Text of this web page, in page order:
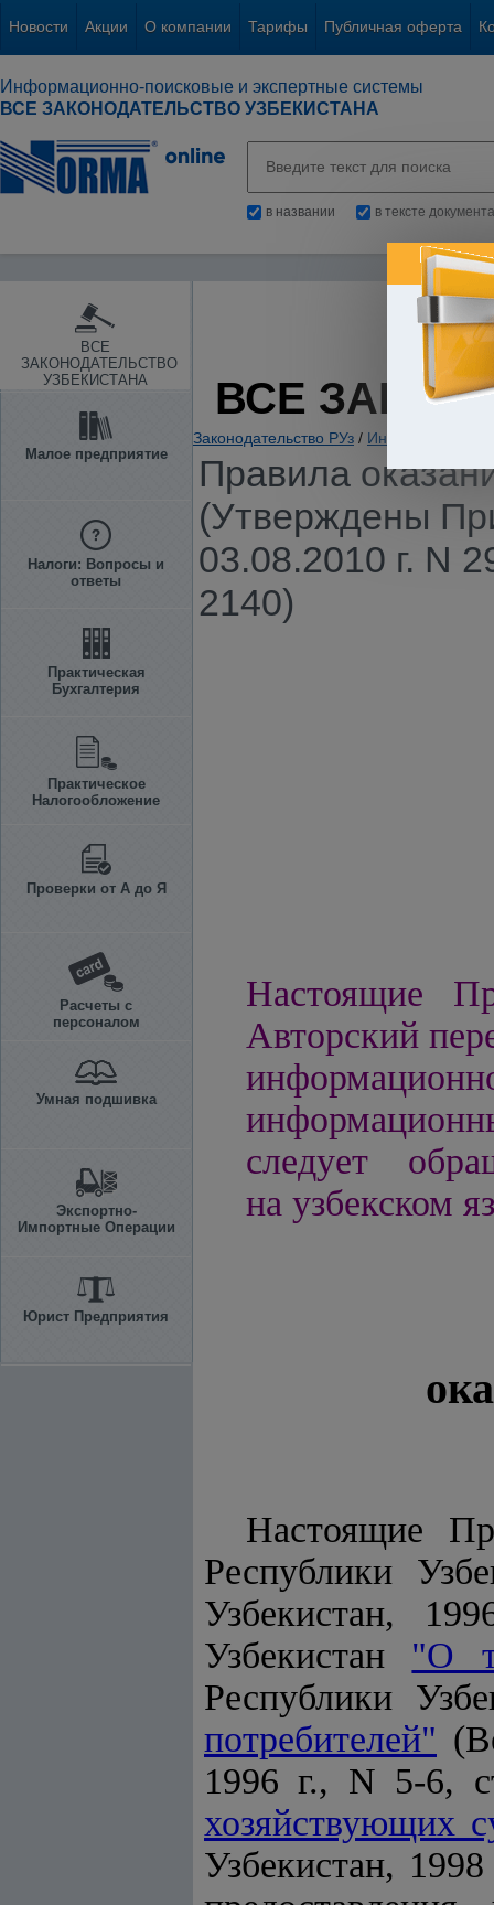
Новости Акции О компании Тарифы Публичная оферта
Информационно-поисковые и экспертные системы
ВСЕ ЗАКОНОДАТЕЛЬСТВО УЗБЕКИСТАНА
в названии в тексте документа
ВСЕ
ЗАКОНОДАТЕЛЬСТВО
УЗБЕКИСТАНА
Малое предприятие
Налоги: Вопросы и
ответы
Практическая
Бухгалтерия
Практическое
Налогообложение
Проверки от А до Я
Расчеты с
персоналом
Умная подшивка
Экспортно-
Импортные Операции
Юрист Предприятия
ВСЕ
Законодательство РУз / Информация.
Правила
(Утверждены
03.08.2010 г. N
2140)
Настоящие
Авторский
следует
на узбекском
Настоящие
Республики
Узбекистан,
Узбекистан "О
Республики
потребителей"
1996 г., N 5-6,
хозяйствующих
Узбекистан,